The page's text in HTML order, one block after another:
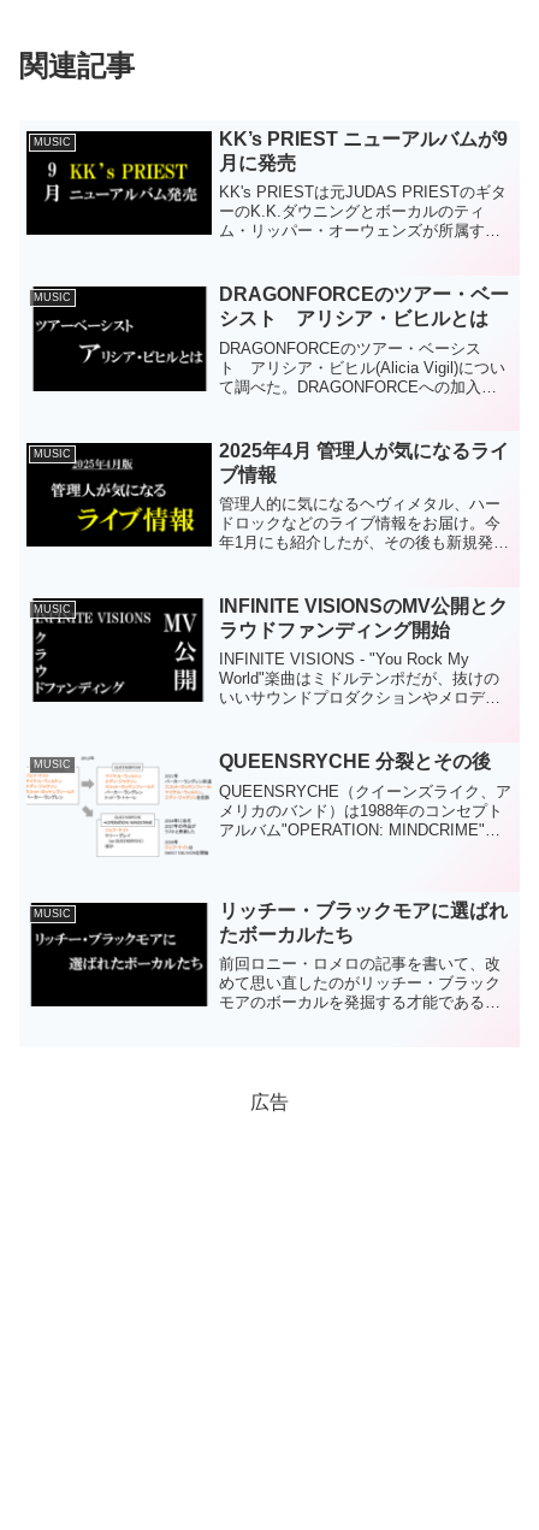
関連記事
MUSIC
KK’s PRIEST ニューアルバムが9
月に発売
KK's PRIESTは元JUDAS PRIESTのギタ
ーのK.K.ダウニングとボーカルのティ
ム・リッパー・オーウェンズが所属する
日に発売する。2...
MUSIC
DRAGONFORCEのツアー・ベー
シスト アリシア・ビヒルとは
DRAGONFORCEのツアー・ベーシス
ト アリシア・ビヒル(Alicia Vigil)につい
て調べた。DRAGONFORCEへの加入の
MUSIC
2025年4月 管理人が気になるライ
ブ情報
管理人的に気になるヘヴィメタル、ハー
ドロックなどのライブ情報をお届け。今
年1月にも紹介したが、その後も新規発表
ら。GUNS N' ROSESGuns N' Roses ...
MUSIC
INFINITE VISIONSのMV公開とク
ラウドファンディング開始
INFINITE VISIONS - "You Rock My
World"楽曲はミドルテンポだが、抜けの
いいサウンドプロダクションやメロディ
だ」、「過去15年のワーク...
MUSIC QUEENSRYCHE 分裂とその後
QUEENSRYCHE（クイーンズライク、ア
メリカのバンド）は1988年のコンセプト
アルバム"OPERATION: MINDCRIME"が
MUSIC
リッチー・ブラックモアに選ばれ
たボーカルたち
前回ロニー・ロメロの記事を書いて、改
めて思い直したのがリッチー・ブラック
モアのボーカルを発掘する才能である。
広告